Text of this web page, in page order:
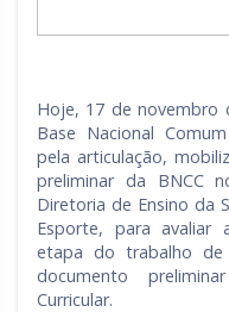
Hoje, 17 de novembro
Base Nacional
pela articulação,
preliminar da BNCC
Diretoria de Ensino da
Esporte, para avaliar
etapa do trabalho de
documento
Curricular.